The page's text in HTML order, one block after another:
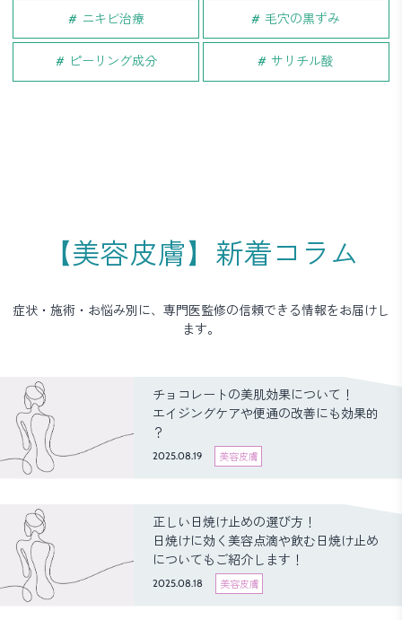
ニキビ治療 毛穴の黒ずみ
ピーリング成分 サリチル酸
【美容皮膚】新着コラム
症状・施術・お悩み別に、専門医監修の信頼できる情報をお届けし
ます。
チョコレートの美肌効果について！
エイジングケアや便通の改善にも効果的
？
2025.08.19 美容皮膚
正しい日焼け止めの選び方！
日焼けに効く美容点滴や飲む日焼け止め
についてもご紹介します！
2025.08.18 美容皮膚